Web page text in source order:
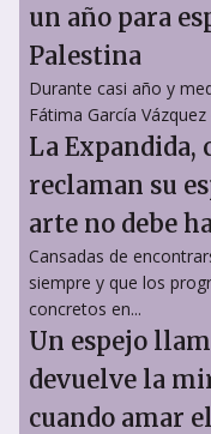
un año para
Palestina
Durante casi año y
Fátima García
La Expandida,
reclaman su
arte no debe
Cansadas de
siempre y que los
concretos en...
Un espejo
devuelve la
cuando amar